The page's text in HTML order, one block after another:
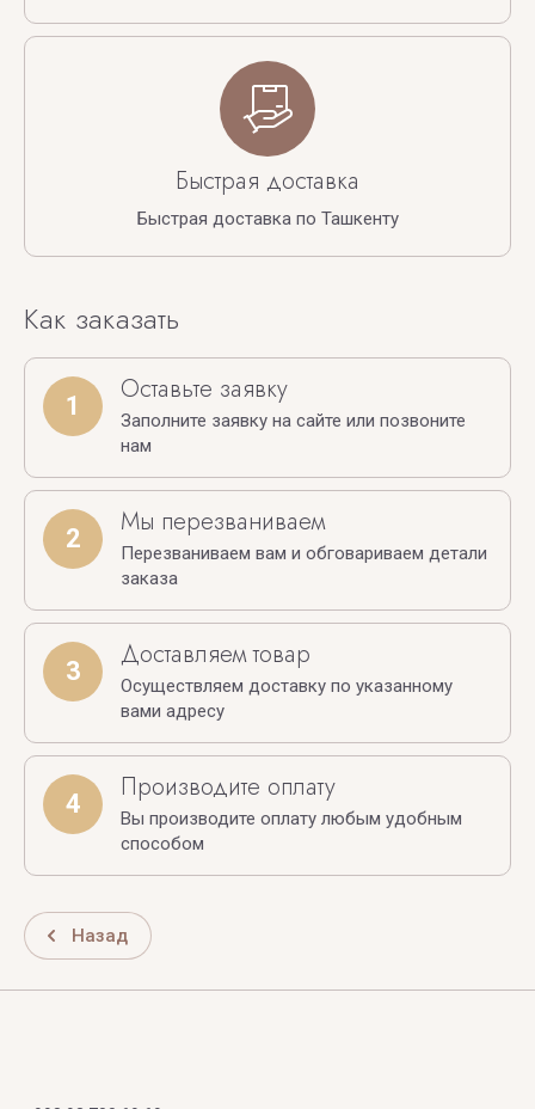
Быстрая доставка
Быстрая доставка по Ташкенту
Как заказать
1 Оставьте заявку
Заполните заявку на сайте или позвоните
нам
2 Мы перезваниваем
Перезваниваем вам и обговариваем детали
заказа
3 Доставляем товар
Осуществляем доставку по указанному
вами адресу
4 Производите оплату
Вы производите оплату любым удобным
способом
Назад